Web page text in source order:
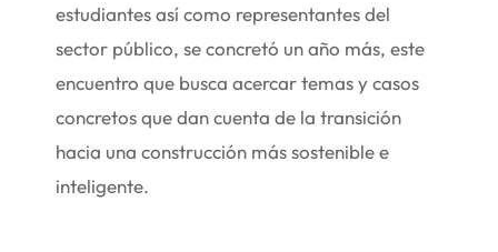
estudiantes así como representantes del
sector público, se concretó un año más, este
encuentro que busca acercar temas y casos
concretos que dan cuenta de la transición
hacia una construcción más sostenible e
inteligente.